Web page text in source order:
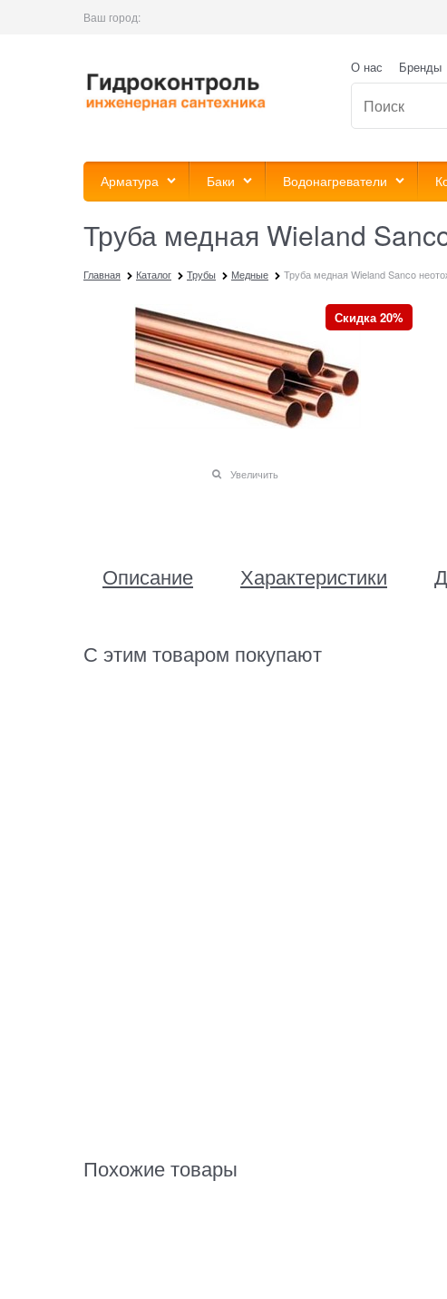
Ваш город:
О нас Бренды
Арматура Баки Водонагреватели
Труба медная Wieland
Главная Каталог Трубы Медные Труба медная Wieland Sanco
Скидка 20%
Увеличить
Описание Характеристики
С этим товаром покупают
Похожие товары